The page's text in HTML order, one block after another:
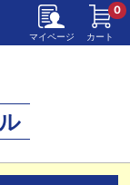
マイページ カート
0